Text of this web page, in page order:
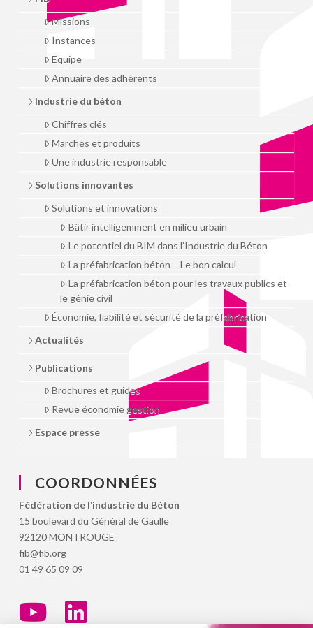
Missions
Instances
Equipe
Annuaire des adhérents
Industrie du béton
Chiffres clés
Marchés et produits
Une industrie responsable
Solutions innovantes
Solutions et innovations
Bâtir intelligemment en milieu urbain
Le potentiel du BIM dans l’Industrie du Béton
La préfabrication béton – Le bon calcul
La préfabrication béton pour les travaux publics et
le génie civil
Économie, fiabilité et sécurité de la préfabrication
Actualités
Publications
Brochures et guides
Revue économie gestion
Espace presse
COORDONNÉES
Fédération de l‘industrie du Béton
15 boulevard du Général de Gaulle
92120 MONTROUGE
fib@fib.org
01 49 65 09 09